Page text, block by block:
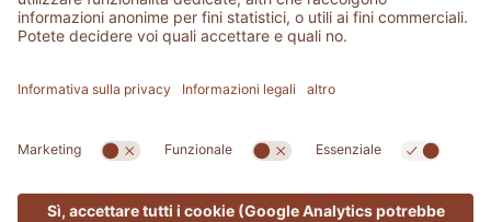
Be social